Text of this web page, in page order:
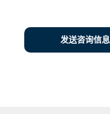
发送咨询信息